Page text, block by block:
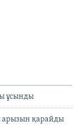
ұсынды
арызын қарайды